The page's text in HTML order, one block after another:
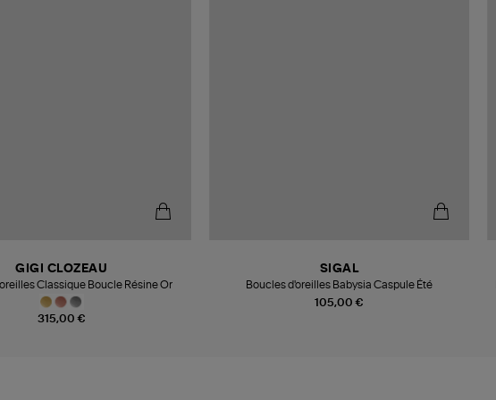
315,00 €
GIGI CLOZEAU
Classique Boucle Résine Or
105,00 €
SIGAL
Boucles d'oreilles Babysia Caspule Été